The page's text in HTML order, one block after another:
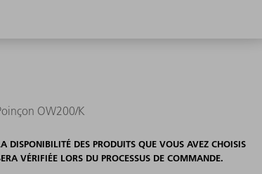
OW200/K
DISPONIBILITÉ DES PRODUITS QUE VOUS AVEZ CHOISIS
VÉRIFIÉE LORS DU PROCESSUS DE COMMANDE.